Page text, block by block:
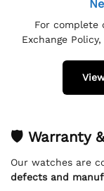
For complete
Exchange
🛡 Warranty
Our watches are
defects and